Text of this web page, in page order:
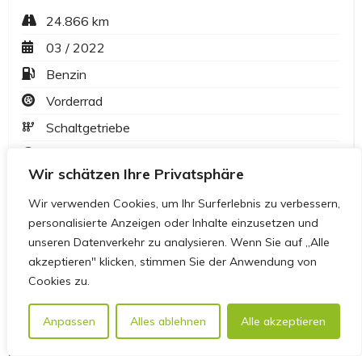
Wir schätzen Ihre Privatsphäre
Wir verwenden Cookies, um Ihr Surferlebnis zu verbessern,
personalisierte Anzeigen oder Inhalte einzusetzen und
unseren Datenverkehr zu analysieren. Wenn Sie auf „Alle
akzeptieren" klicken, stimmen Sie der Anwendung von
Cookies zu.
Anpassen Alles ablehnen Alle akzeptieren